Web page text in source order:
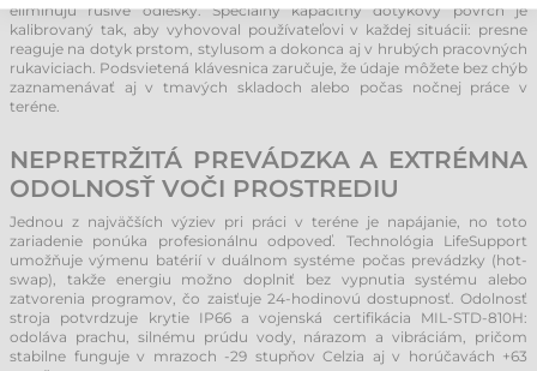
eliminujú rušivé odlesky. Špeciálny kapacitný dotykový povrch je
kalibrovaný tak, aby vyhovoval používateľovi v každej situácii: presne
reaguje na dotyk prstom, stylusom a dokonca aj v hrubých pracovných
rukaviciach. Podsvietená klávesnica zaručuje, že údaje môžete bez chýb
zaznamenávať aj v tmavých skladoch alebo počas nočnej práce v
teréne.
NEPRETRŽITÁ PREVÁDZKA A EXTRÉMNA
ODOLNOSŤ VOČI PROSTREDIU
Jednou z najväčších výziev pri práci v teréne je napájanie, no toto
zariadenie ponúka profesionálnu odpoveď. Technológia LifeSupport
umožňuje výmenu batérií v duálnom systéme počas prevádzky (hot-
swap), takže energiu možno doplniť bez vypnutia systému alebo
zatvorenia programov, čo zaisťuje 24-hodinovú dostupnosť. Odolnosť
stroja potvrdzuje krytie IP66 a vojenská certifikácia MIL-STD-810H:
odoláva prachu, silnému prúdu vody, nárazom a vibráciám, pričom
stabilne funguje v mrazoch -29 stupňov Celzia aj v horúčavách +63